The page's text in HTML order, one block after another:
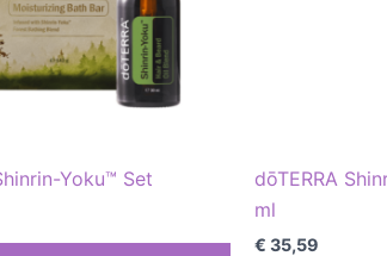
Yoku™ Set
dōTERRA
ml
€ 35,59